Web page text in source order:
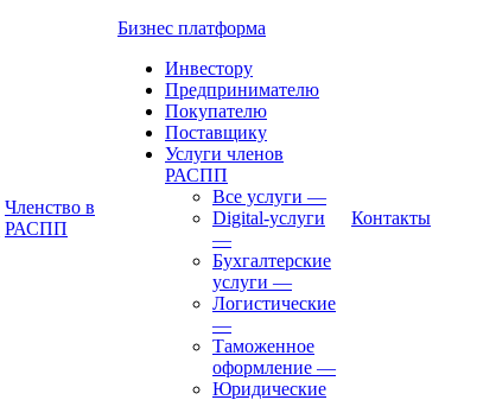
Членство в
РАСПП
Бизнес платформа
Инвестору
Предпринимателю
Покупателю
Поставщику
Услуги членов
РАСПП
Все услуги —
Digital-услуги
—
Бухгалтерские
услуги —
Логистические
—
Таможенное
оформление —
Юридические
Контакты